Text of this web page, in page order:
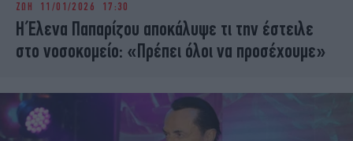
iBOOKS
OSCARS
THE OCEAN
MEDIA
ELAMEFORA
NEWSLETTER
ΖΩΗ 11/01/2026 17:30
Η Έλενα Παπαρίζου αποκάλυψε τι την έστειλε
στο νοσοκομείο: «Πρέπει όλοι να προσέχουμε»